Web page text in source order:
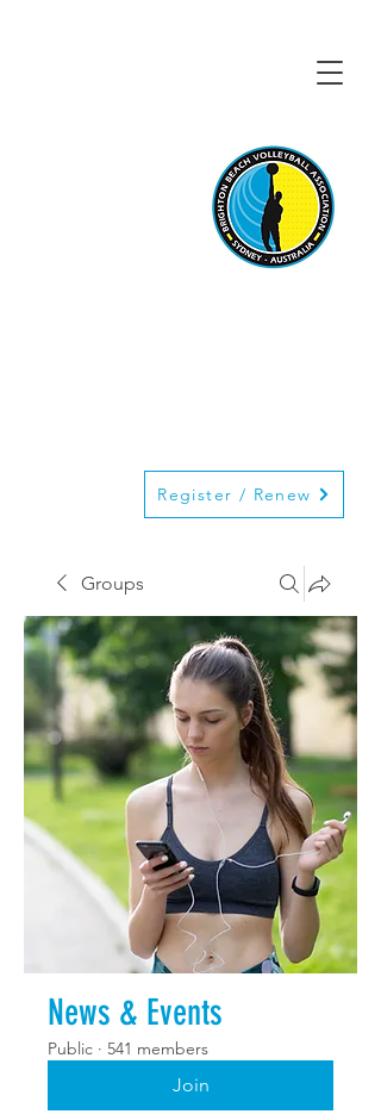
Register / Renew
Groups
News & Events
Public · 541 members
Join